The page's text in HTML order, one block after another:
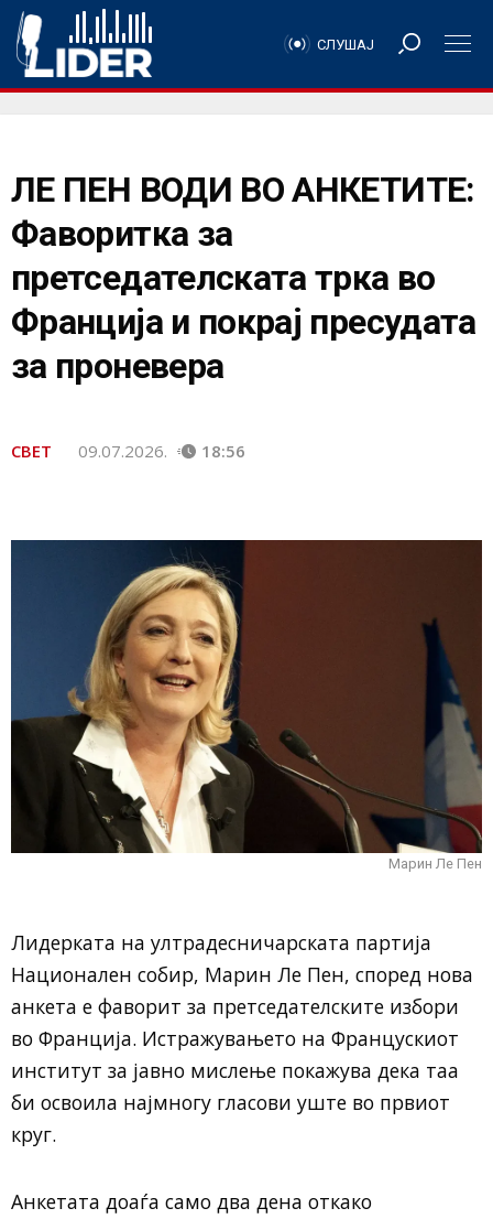
СЛУШАЈ
ЛЕ ПЕН ВОДИ ВО АНКЕТИТЕ:
Фаворитка за
претседателската трка во
Франција и покрај пресудата
за проневера
СВЕТ 09.07.2026. 18:56
Марин Ле Пен
Лидерката на ултрадесничарската партија
Национален собир, Марин Ле Пен, според нова
анкета е фаворит за претседателските избори
во Франција. Истражувањето на Францускиот
институт за јавно мислење покажува дека таа
би освоила најмногу гласови уште во првиот
круг.
Анкетата доаѓа само два дена откако